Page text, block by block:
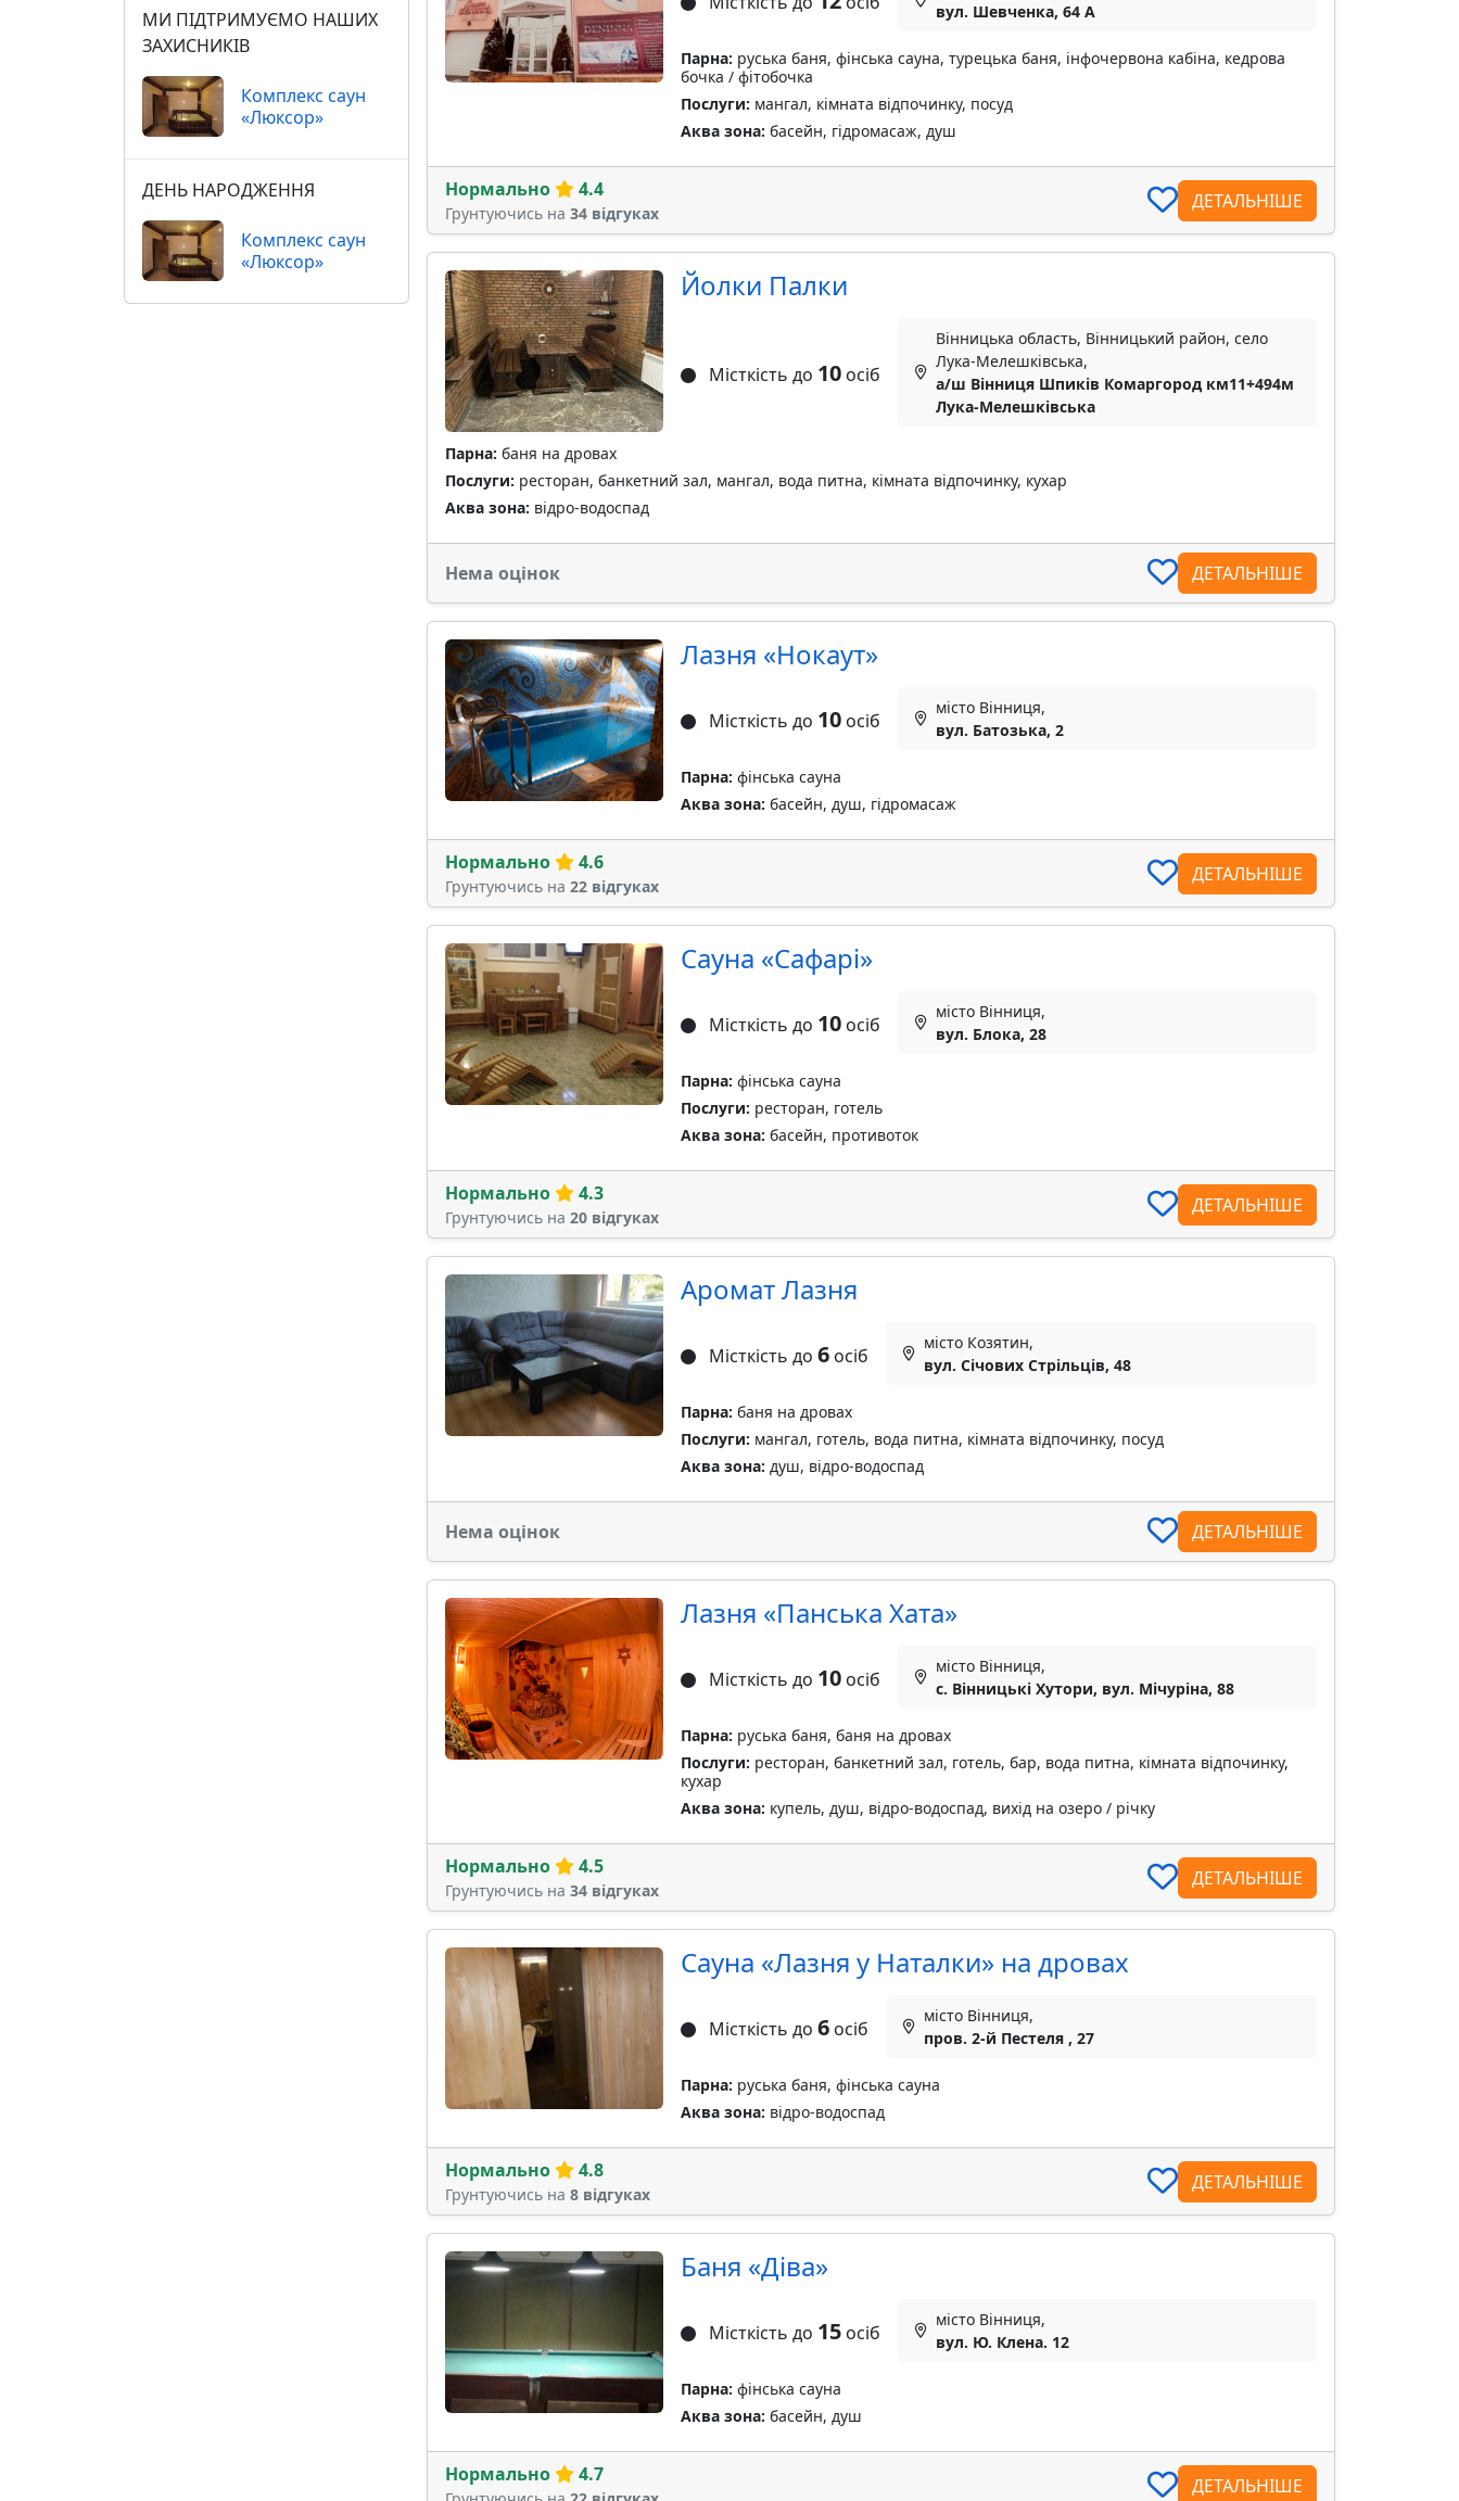
вул. Шевченка, 64 А
Парна: руська баня, фінська сауна, турецька баня, інфочервона кабіна, кедрова
бочка / фітобочка
Послуги: мангал, кімната відпочинку, посуд
Аква зона: басейн, гідромасаж, душ
Нормально 4.4
Грунтуючись на 34 відгуках
ДЕТАЛЬНІШЕ
Йолки Палки
Місткість до 10осіб
Вінницька область, Вінницький район, село
Лука-Мелешківська,
а/ш Вінниця Шпиків Комаргород км11+494м
Лука-Мелешківська
Парна: баня на дровах
Послуги: ресторан, банкетний зал, мангал, вода питна, кімната відпочинку, кухар
Аква зона: відро-водоспад
Нема оцінок ДЕТАЛЬНІШЕ
Лазня «Нокаут»
Місткість до 10осіб
місто Вінниця,
вул. Батозька, 2
Парна: фінська сауна
Аква зона: басейн, душ, гідромасаж
Нормально 4.6
Грунтуючись на 22 відгуках
ДЕТАЛЬНІШЕ
Сауна «Сафарі»
Місткість до 10осіб
місто Вінниця,
вул. Блока, 28
Парна: фінська сауна
Послуги: ресторан, готель
Аква зона: басейн, противоток
Нормально 4.3
Грунтуючись на 20 відгуках
ДЕТАЛЬНІШЕ
Аромат Лазня
Місткість до 6осіб
місто Козятин,
вул. Січових Стрільців, 48
Парна: баня на дровах
Послуги: мангал, готель, вода питна, кімната відпочинку, посуд
Аква зона: душ, відро-водоспад
Нема оцінок ДЕТАЛЬНІШЕ
Лазня «Панська Хата»
Місткість до 10осіб
місто Вінниця,
с. Вінницькі Хутори, вул. Мічуріна, 88
Парна: руська баня, баня на дровах
Послуги: ресторан, банкетний зал, готель, бар, вода питна, кімната відпочинку,
кухар
Аква зона: купель, душ, відро-водоспад, вихід на озеро / річку
Нормально 4.5
Грунтуючись на 34 відгуках
ДЕТАЛЬНІШЕ
Сауна «Лазня у Наталки» на дровах
Місткість до 6осіб
місто Вінниця,
пров. 2-й Пестеля , 27
Парна: руська баня, фінська сауна
Аква зона: відро-водоспад
Нормально 4.8
Грунтуючись на 8 відгуках
ДЕТАЛЬНІШЕ
Баня «Дiва»
Місткість до 15осіб
місто Вінниця,
вул. Ю. Клена. 12
Парна: фінська сауна
Аква зона: басейн, душ
Нормально 4.7 ДЕТАЛЬНІШЕ
МИ ПІДТРИМУЄМО НАШИХ
ЗАХИСНИКІВ
Комплекс саун
«Люксор»
ДЕНЬ НАРОДЖЕННЯ
Комплекс саун
«Люксор»